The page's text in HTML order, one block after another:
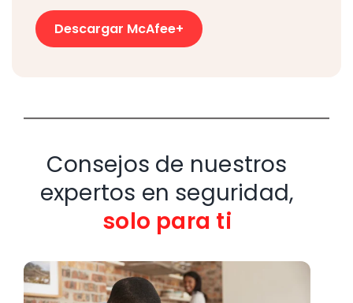
Descargar McAfee+
Consejos de nuestros
expertos en seguridad,
solo para ti